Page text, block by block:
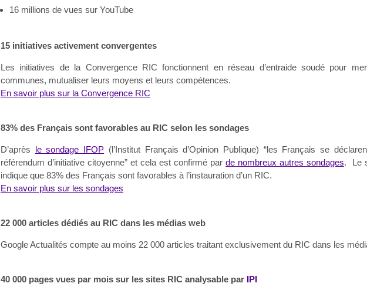
16 millions de vues sur YouTube
15 initiatives activement convergentes
Les initiatives de la Convergence RIC fonctionnent en réseau d’entraide soudé pour
communes, mutualiser leurs moyens et leurs compétences.
En savoir plus sur la Convergence RIC
83% des Français sont favorables au RIC selon les sondages
D’après le sondage IFOP (l’Institut Français d’Opinion Publique) “les Français se
référendum d’initiative citoyenne” et cela est confirmé par de nombreux autres sondages. Le
indique que 83% des Français sont favorables à l’instauration d’un RIC.
En savoir plus sur les sondages
22 000 articles dédiés au RIC dans les médias web
Google Actualités compte au moins 22 000 articles traitant exclusivement du RIC dans les
40 000 pages vues par mois sur les sites RIC analysable par IPI